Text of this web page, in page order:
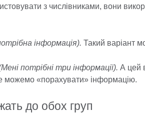
з числівниками, вони
інформація). Такий варіант
потрібні три інформації). А цей
можемо «порахувати» інформацію.
до обох груп